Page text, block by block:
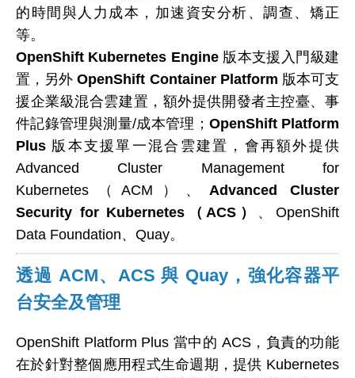
的時間與人力成本，加速資安分析、調查、矯正
等。
OpenShift Kubernetes Engine 版本支援入門級建
置，另外OpenShift Container Platform 版本可支
援企業級混合雲建置，額外提供開發者主控臺、事
件記錄管理與測量/成本管理； OpenShift Platform
Plus 版本支援單一混合雲建置，會再額外提供
Advanced Cluster Management for
Kubernetes（ACM）、 Advanced Cluster
Security for Kubernetes（ACS） 、OpenShift
Data Foundation、Quay。
透過 ACM、ACS 與 Quay，強化容器平
台安全及管理
OpenShift Platform Plus 當中的 ACS，負責的功能
在於針對整個應用程式生命週期，提供 Kubernetes